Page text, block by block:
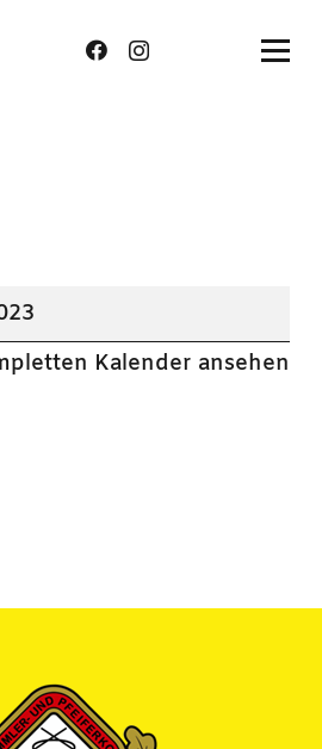
Kalender ansehen